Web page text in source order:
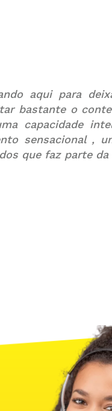
aqui para
bastante o
capacidade
sensacional ,
que faz parte da